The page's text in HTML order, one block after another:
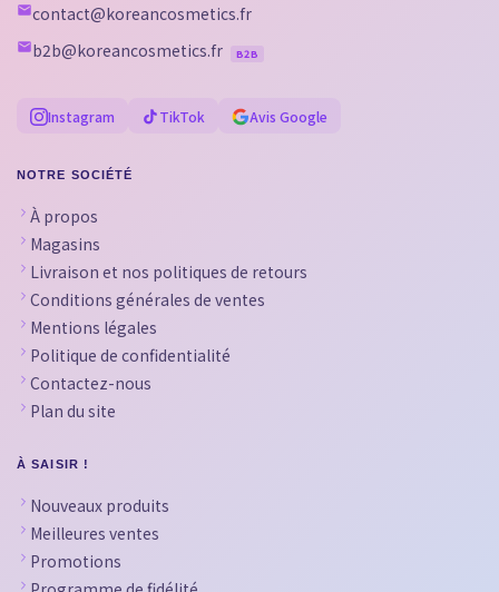
contact@koreancosmetics.fr
b2b@koreancosmetics.fr
B2B
Instagram TikTok Avis Google
NOTRE SOCIÉTÉ
À propos
Magasins
Livraison et nos politiques de retours
Conditions générales de ventes
Mentions légales
Politique de confidentialité
Contactez-nous
Plan du site
À SAISIR !
Nouveaux produits
Meilleures ventes
Promotions